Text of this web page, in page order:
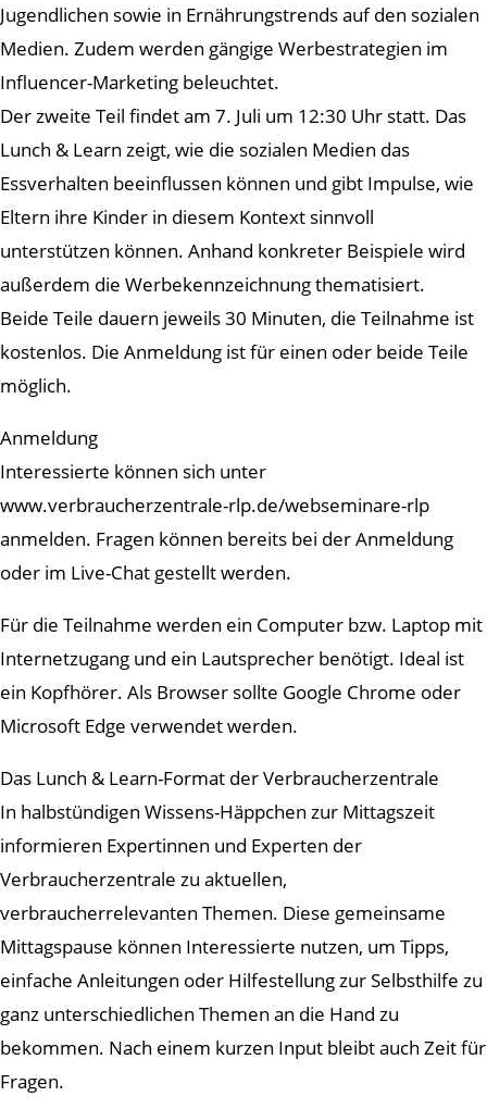
Jugendlichen sowie in Ernährungstrends auf den sozialen
Medien. Zudem werden gängige Werbestrategien im
Influencer-Marketing beleuchtet.
Der zweite Teil findet am 7. Juli um 12:30 Uhr statt. Das
Lunch & Learn zeigt, wie die sozialen Medien das
Essverhalten beeinflussen können und gibt Impulse, wie
Eltern ihre Kinder in diesem Kontext sinnvoll
unterstützen können. Anhand konkreter Beispiele wird
außerdem die Werbekennzeichnung thematisiert.
Beide Teile dauern jeweils 30 Minuten, die Teilnahme ist
kostenlos. Die Anmeldung ist für einen oder beide Teile
möglich.
Anmeldung
Interessierte können sich unter
www.verbraucherzentrale-rlp.de/webseminare-rlp
anmelden. Fragen können bereits bei der Anmeldung
oder im Live-Chat gestellt werden.
Für die Teilnahme werden ein Computer bzw. Laptop mit
Internetzugang und ein Lautsprecher benötigt. Ideal ist
ein Kopfhörer. Als Browser sollte Google Chrome oder
Microsoft Edge verwendet werden.
Das Lunch & Learn-Format der Verbraucherzentrale
In halbstündigen Wissens-Häppchen zur Mittagszeit
informieren Expertinnen und Experten der
Verbraucherzentrale zu aktuellen,
verbraucherrelevanten Themen. Diese gemeinsame
Mittagspause können Interessierte nutzen, um Tipps,
einfache Anleitungen oder Hilfestellung zur Selbsthilfe zu
ganz unterschiedlichen Themen an die Hand zu
bekommen. Nach einem kurzen Input bleibt auch Zeit für
Fragen.